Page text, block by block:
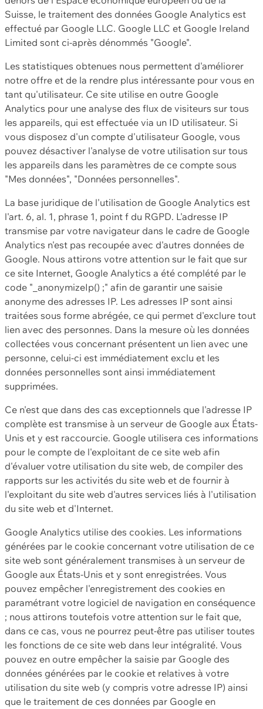
Suisse, le traitement des données Google Analytics est
effectué par Google LLC. Google LLC et Google Ireland
Limited sont ci-après dénommés "Google".
Les statistiques obtenues nous permettent d'améliorer
notre offre et de la rendre plus intéressante pour vous en
tant qu'utilisateur. Ce site utilise en outre Google
Analytics pour une analyse des flux de visiteurs sur tous
les appareils, qui est effectuée via un ID utilisateur. Si
vous disposez d'un compte d'utilisateur Google, vous
pouvez désactiver l'analyse de votre utilisation sur tous
les appareils dans les paramètres de ce compte sous
"Mes données", "Données personnelles".
La base juridique de l'utilisation de Google Analytics est
l'art. 6, al. 1, phrase 1, point f du RGPD. L'adresse IP
transmise par votre navigateur dans le cadre de Google
Analytics n'est pas recoupée avec d'autres données de
Google. Nous attirons votre attention sur le fait que sur
ce site Internet, Google Analytics a été complété par le
code "_anonymizeIp() ;" afin de garantir une saisie
anonyme des adresses IP. Les adresses IP sont ainsi
traitées sous forme abrégée, ce qui permet d'exclure tout
lien avec des personnes. Dans la mesure où les données
collectées vous concernant présentent un lien avec une
personne, celui-ci est immédiatement exclu et les
données personnelles sont ainsi immédiatement
supprimées.
Ce n'est que dans des cas exceptionnels que l'adresse IP
complète est transmise à un serveur de Google aux États-
Unis et y est raccourcie. Google utilisera ces informations
pour le compte de l'exploitant de ce site web afin
d'évaluer votre utilisation du site web, de compiler des
rapports sur les activités du site web et de fournir à
l'exploitant du site web d'autres services liés à l'utilisation
du site web et d'Internet.
Google Analytics utilise des cookies. Les informations
générées par le cookie concernant votre utilisation de ce
site web sont généralement transmises à un serveur de
Google aux États-Unis et y sont enregistrées. Vous
pouvez empêcher l'enregistrement des cookies en
paramétrant votre logiciel de navigation en conséquence
; nous attirons toutefois votre attention sur le fait que,
dans ce cas, vous ne pourrez peut-être pas utiliser toutes
les fonctions de ce site web dans leur intégralité. Vous
pouvez en outre empêcher la saisie par Google des
données générées par le cookie et relatives à votre
utilisation du site web (y compris votre adresse IP) ainsi
que le traitement de ces données par Google en